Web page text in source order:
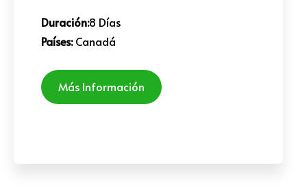
Duración:8 Días
Países:Canadá
Más Información